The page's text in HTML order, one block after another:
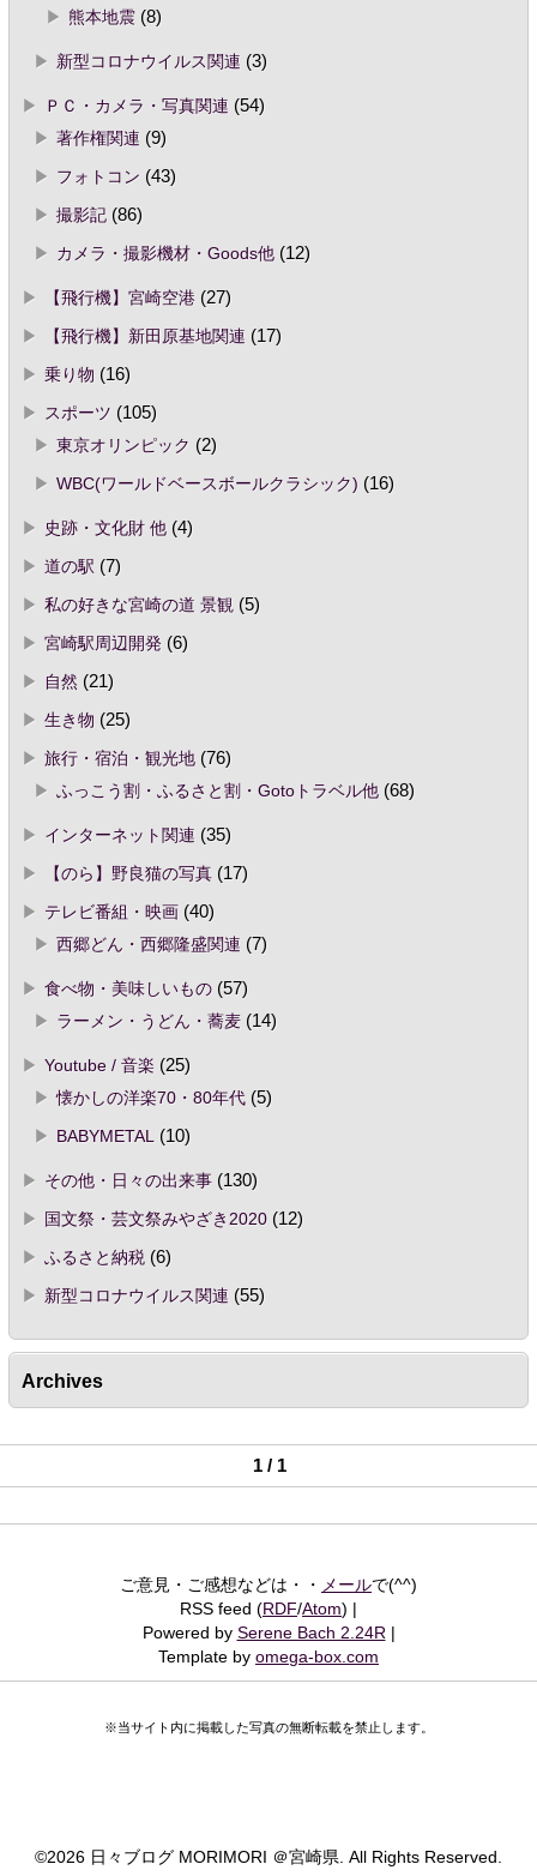
熊本地震(8)
新型コロナウイルス関連 (3)
ＰＣ・カメラ・写真関連 (54)
著作権関連 (9)
フォトコン (43)
撮影記(86)
カメラ・撮影機材・Goods他(12)
【飛行機】宮崎空港(27)
【飛行機】新田原基地関連 (17)
乗り物 (16)
スポーツ (105)
東京オリンピック (2)
WBC(ワールドベースボールクラシック) (16)
史跡・文化財 他(4)
道の駅 (7)
私の好きな宮崎の道 景観 (5)
宮崎駅周辺開発(6)
自然 (21)
生き物 (25)
旅行・宿泊・観光地(76)
ふっこう割・ふるさと割・Gotoトラベル他(68)
インターネット関連 (35)
【のら】野良猫の写真(17)
テレビ番組・映画(40)
西郷どん・西郷隆盛関連 (7)
食べ物・美味しいもの(57)
ラーメン・うどん・蕎麦(14)
Youtube / 音楽 (25)
懐かしの洋楽70・80年代(5)
BABYMETAL
(10)
その他・日々の出来事(130)
国文祭・芸文祭みやざき2020(12)
ふるさと納税(6)
新型コロナウイルス関連 (55)
Archives
1 / 1
ご意見・ご感想などは・・ メールで(^^)
RSS feed (RDF/Atom)
Powered by Serene Bach 2.24R
Template by omega-box.com
※当サイト内に掲載した写真の無断転載を禁止します。
©2026 日々ブログ MORIMORI ＠宮崎県. All Rights Reserved.